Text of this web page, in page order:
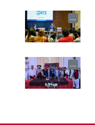
...
...